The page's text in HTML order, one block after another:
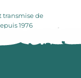
transmise de
1976